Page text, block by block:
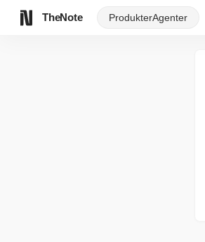
TheNote ProdukterAgenter